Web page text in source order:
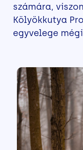
számára,
Kölyökkutya
egyvelege